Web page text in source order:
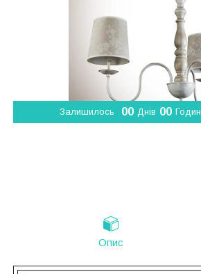
Залишилось 00 Днів 00 Годин
Опис